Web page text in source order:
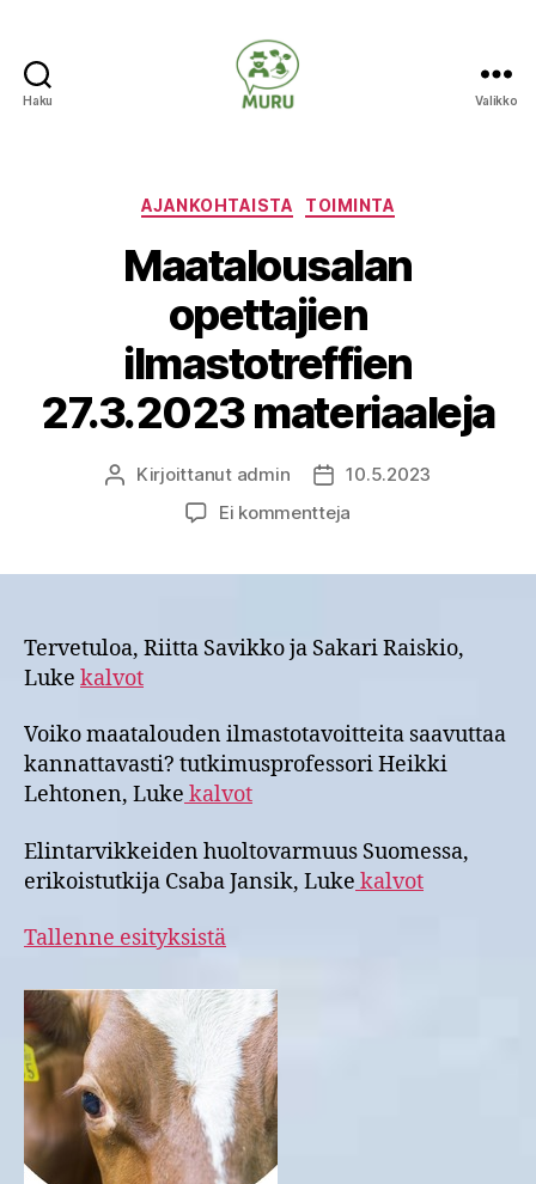
Haku Valikko
Kategoriat
AJANKOHTAISTA TOIMINTA
Maatalousalan
opettajien
ilmastotreffien
27.3.2023 materiaaleja
Kirjoittaja
Kirjoittanut admin Julkaisupäivämäärä
10.5.2023
Ei kommentteja
materiaaleja
Tervetuloa, Riitta Savikko ja Sakari Raiskio,
Luke kalvot
Voiko maatalouden ilmastotavoitteita saavuttaa
kannattavasti? tutkimusprofessori Heikki
Lehtonen, Luke kalvot
Elintarvikkeiden huoltovarmuus Suomessa,
erikoistutkija Csaba Jansik, Luke kalvot
Tallenne esityksistä